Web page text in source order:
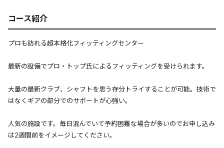
コース紹介
プロも訪れる超本格化フィッティングセンター
最新の設備でプロ・トップ氏によるフィッティングを受けられます。
大量の最新クラブ、シャフトを思う存分トライすることが可能。技術で
はなくギアの部分でのサポートが心強い。
人気の施設です。毎日混んでいて予約困難な場合が多いのでお申し込み
は2週間前をイメージしてください。